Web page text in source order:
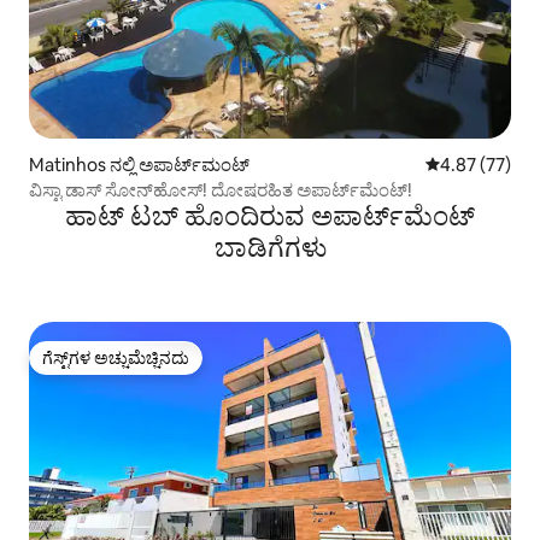
Matinhos ನಲ್ಲಿ ಅಪಾರ್ಟ್‌ಮಂಟ್ 5 ರಲ್ಲಿ 4.87
4.87 (77)
ವಿಸ್ಟಾ ಡಾಸ್ ಸೋನ್‌ಹೋಸ್! ದೋಷರಹಿತ ಅಪಾರ್ಟ್‌ಮೆಂಟ್!
ಹಾಟ್ ಟಬ್ ಹೊಂದಿರುವ ಅಪಾರ್ಟ್‌ಮೆಂಟ್
ಬಾಡಿಗೆಗಳು
ಗೆಸ್ಟ್‌ಗಳ ಅಚ್ಚುಮೆಚ್ಚಿನದು
ಗೆಸ್ಟ್‌ಗಳ ಅಚ್ಚುಮೆಚ್ಚಿನದು